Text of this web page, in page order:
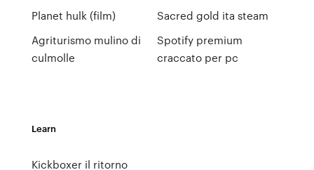
Planet hulk (film)
Agriturismo mulino di
culmolle
Sacred gold ita steam
Spotify premium
craccato per pc
Learn
Kickboxer il ritorno